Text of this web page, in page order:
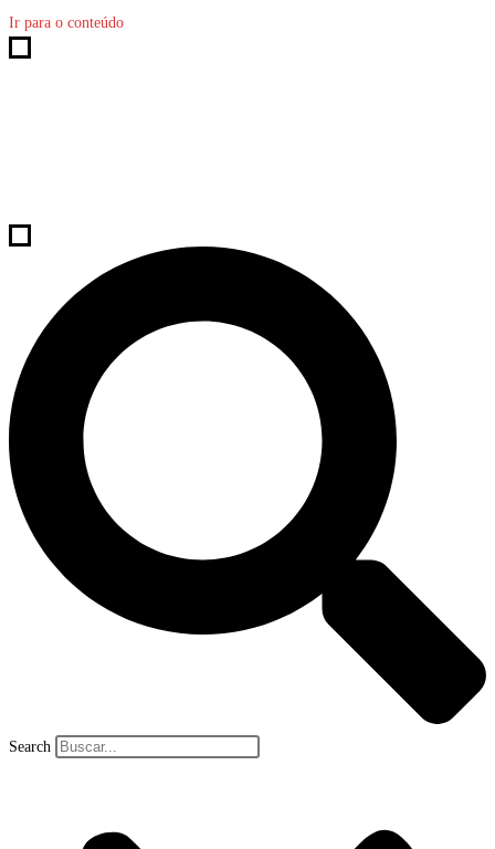
Ir para o conteúdo
Search